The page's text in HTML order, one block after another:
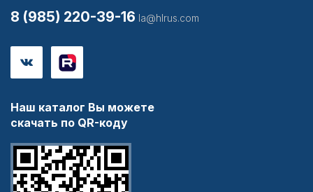
8 (985) 220-39-16 la@hlrus.com
Наш каталог Вы можете
скачать по QR-коду